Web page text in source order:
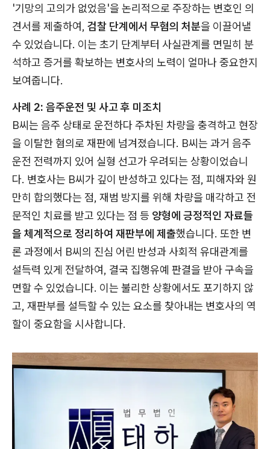
'기망의 고의가 없었음'을 논리적으로 주장하는 변호인 의
견서를 제출하여, 검찰 단계에서 무혐의 처분을 이끌어낼
수 있었습니다. 이는 초기 단계부터 사실관계를 면밀히 분
석하고 증거를 확보하는 변호사의 노력이 얼마나 중요한지
보여줍니다.
사례 2: 음주운전 및 사고 후 미조치
B씨는 음주 상태로 운전하다 주차된 차량을 충격하고 현장
을 이탈한 혐의로 재판에 넘겨졌습니다. B씨는 과거 음주
운전 전력까지 있어 실형 선고가 우려되는 상황이었습니
다. 변호사는 B씨가 깊이 반성하고 있다는 점, 피해자와 원
만히 합의했다는 점, 재범 방지를 위해 차량을 매각하고 전
문적인 치료를 받고 있다는 점 등 양형에 긍정적인 자료들
을 체계적으로 정리하여 재판부에 제출했습니다. 또한 변
론 과정에서 B씨의 진심 어린 반성과 사회적 유대관계를
설득력 있게 전달하여, 결국 집행유예 판결을 받아 구속을
면할 수 있었습니다. 이는 불리한 상황에서도 포기하지 않
고, 재판부를 설득할 수 있는 요소를 찾아내는 변호사의 역
할이 중요함을 시사합니다.